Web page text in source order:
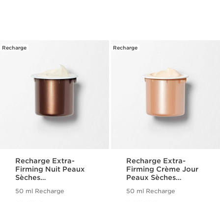
Recharge
Recharge Extra-
Firming Nuit Peaux
Sèches
Technology
50 ml Recharge
Recharge
Recharge Extra-
Firming Crème Jour
Peaux Sèches
Technology
50 ml Recharge